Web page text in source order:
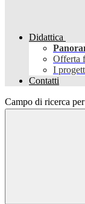
Didattica
Offerta
I
Contatti
Campo di ricerca